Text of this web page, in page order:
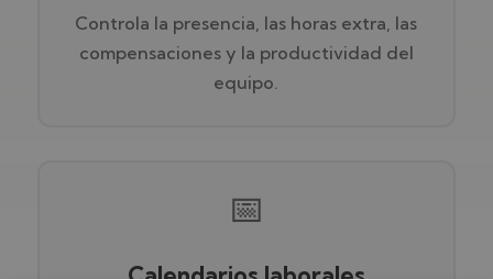
Controla la presencia, las horas extra, las
compensaciones y la productividad del
equipo.
📅